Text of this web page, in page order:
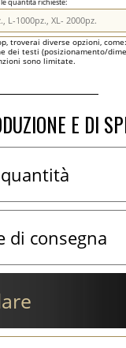
troverai diverse opzioni,
dei testi (posizionamento/
sono limitate.
E DI